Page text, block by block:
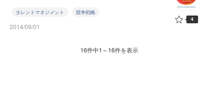
タレントマネジメント 競争戦略
2014/09/01
4
16件中1～16件を表示